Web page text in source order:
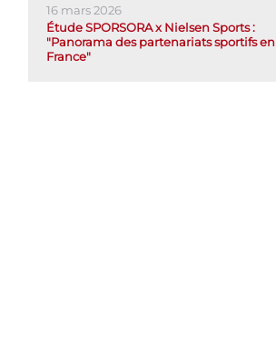
16 mars 2026
Étude SPORSORA x Nielsen Sports :
"Panorama des partenariats sportifs en
France"